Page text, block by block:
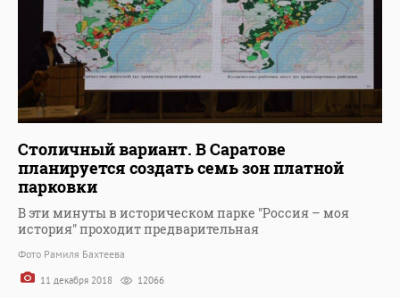
Столичный вариант. В Саратове
планируется создать семь зон платной
парковки
В эти минуты в историческом парке "Россия – моя
история" проходит предварительная
Фото Рамиля Бахтеева
11 декабря 2018 12066